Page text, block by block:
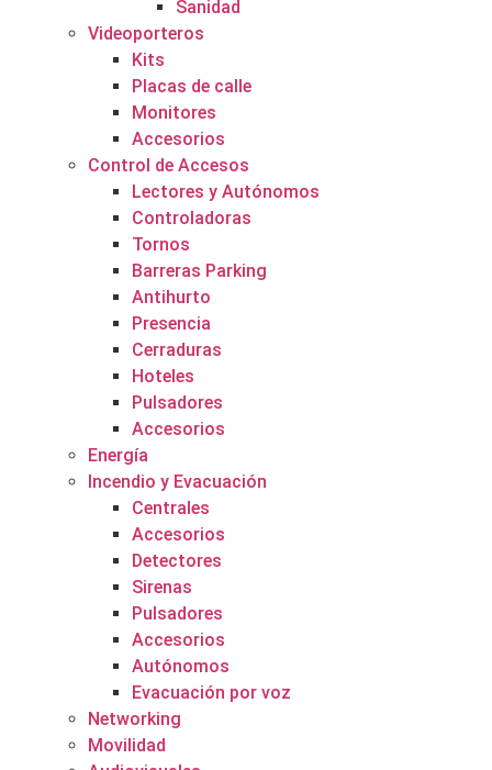
Sanidad
Videoporteros
Kits
Placas de calle
Monitores
Accesorios
Control de Accesos
Lectores y Autónomos
Controladoras
Tornos
Barreras Parking
Antihurto
Presencia
Cerraduras
Hoteles
Pulsadores
Accesorios
Energía
Incendio y Evacuación
Centrales
Accesorios
Detectores
Sirenas
Pulsadores
Accesorios
Autónomos
Evacuación por voz
Networking
Movilidad